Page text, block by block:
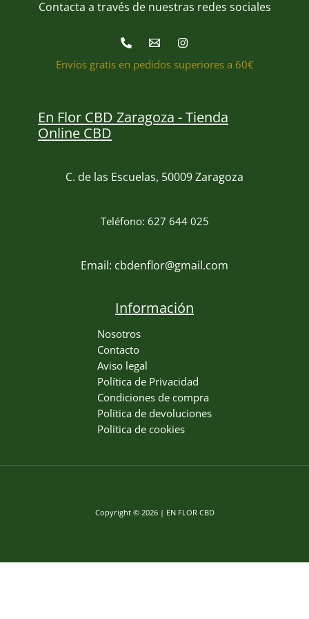
Contacta a través de nuestras redes sociales
Envíos gratis en pedidos superiores a 60€
En Flor CBD Zaragoza - Tienda
Online CBD
C. de las Escuelas, 50009 Zaragoza
Teléfono: 627 644 025
Email: cbdenflor@gmail.com
Información
Nosotros
Contacto
Aviso legal
Política de Privacidad
Condiciones de compra
Política de devoluciones
Política de cookies
Copyright © 2026 | EN FLOR CBD